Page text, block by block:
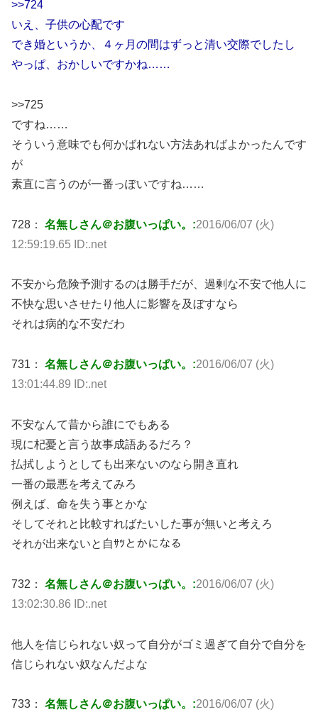
>>724
いえ、子供の心配です
でき婚というか、４ヶ月の間はずっと清い交際でしたし
やっぱ、おかしいですかね……
>>725
ですね……
そういう意味でも何かばれない方法あればよかったんです
が
素直に言うのが一番っぽいですね……
728： 名無しさん＠お腹いっぱい。:2016/06/07 (火)
12:59:19.65 ID:.net
不安から危険予測するのは勝手だが、過剰な不安で他人に
不快な思いさせたり他人に影響を及ぼすなら
それは病的な不安だわ
731： 名無しさん＠お腹いっぱい。:2016/06/07 (火)
13:01:44.89 ID:.net
不安なんて昔から誰にでもある
現に杞憂と言う故事成語あるだろ？
払拭しようとしても出来ないのなら開き直れ
一番の最悪を考えてみろ
例えば、命を失う事とかな
そしてそれと比較すればたいした事が無いと考えろ
それが出来ないと自ｻﾂとかになる
732： 名無しさん＠お腹いっぱい。:2016/06/07 (火)
13:02:30.86 ID:.net
他人を信じられない奴って自分がゴミ過ぎて自分で自分を
信じられない奴なんだよな
733： 名無しさん＠お腹いっぱい。:2016/06/07 (火)